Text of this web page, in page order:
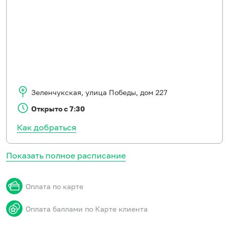
Показать полное расписание
Оплата по карте
Оплата баллами по Карте клиента
Зеленчукская, улица Победы, дом 227
Открыто с 7:30
Как добраться